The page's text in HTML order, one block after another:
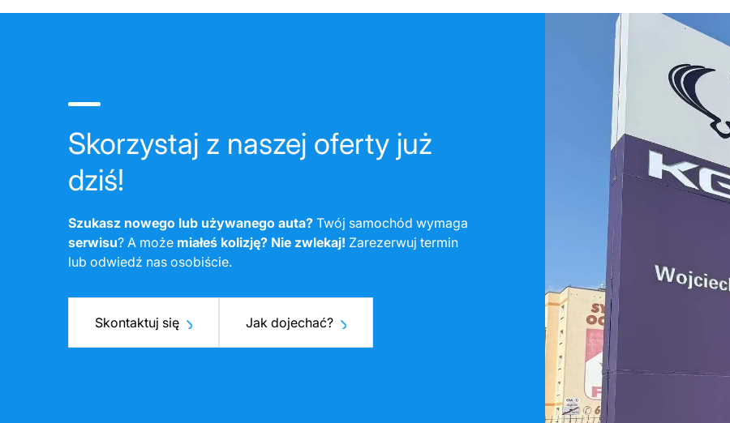
Skorzystaj z naszej oferty już
dziś!
Szukasz nowego lub używanego auta?Twój samochód wymaga
serwisu? A może miałeś kolizję? Nie zwlekaj! Zarezerwuj termin
lub odwiedź nas osobiście.
Skontaktuj się Jak dojechać?